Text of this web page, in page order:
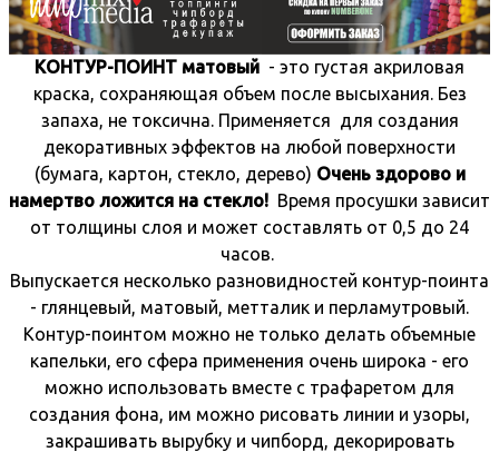
КОНТУР-ПОИНТ матовый - это густая акриловая
краска, сохраняющая объем после высыхания. Без
запаха, не токсична. Применяется для создания
декоративных эффектов на любой поверхности
(бумага, картон, стекло, дерево) Очень здорово и
намертво ложится на стекло! Время просушки зависит
от толщины слоя и может составлять от 0,5 до 24
часов.
Выпускается несколько разновидностей контур-поинта
- глянцевый, матовый, метталик и перламутровый.
Контур-поинтом можно не только делать объемные
капельки, его сфера применения очень широка - его
можно использовать вместе с трафаретом для
создания фона, им можно рисовать линии и узоры,
закрашивать вырубку и чипборд, декорировать